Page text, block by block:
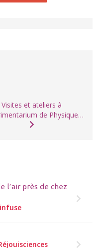
Visites et ateliers à
de Physique…
l’air près de chez